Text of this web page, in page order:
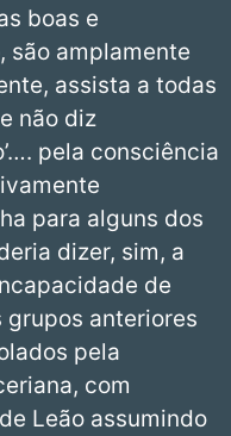
boas e
são amplamente
assista a todas
não diz
pela consciência
para alguns dos
dizer, sim, a
de
grupos anteriores
pela
com
Leão assumindo